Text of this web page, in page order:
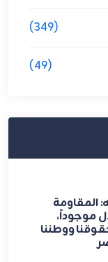
(349)
(49)
المقاومة
موجوداً،
ووطننا